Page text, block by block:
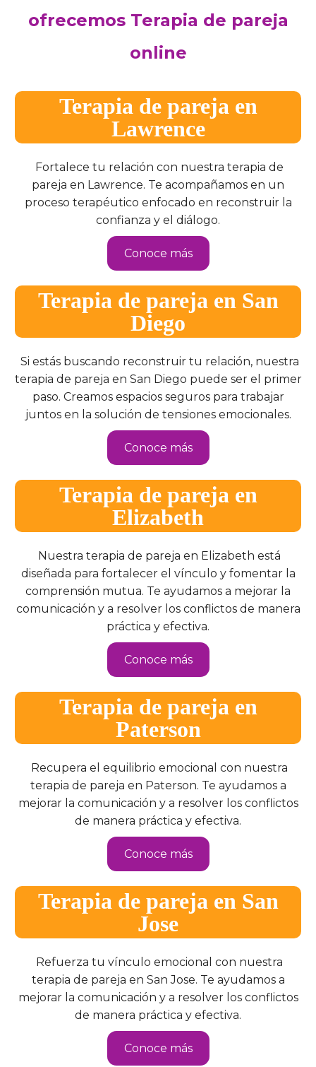
ofrecemos Terapia de pareja
online
Terapia de pareja en
Lawrence
Fortalece tu relación con nuestra terapia de
pareja en Lawrence. Te acompañamos en un
proceso terapéutico enfocado en reconstruir la
confianza y el diálogo.
Conoce más
Terapia de pareja en San
Diego
Si estás buscando reconstruir tu relación, nuestra
terapia de pareja en San Diego puede ser el primer
paso. Creamos espacios seguros para trabajar
juntos en la solución de tensiones emocionales.
Conoce más
Terapia de pareja en
Elizabeth
Nuestra terapia de pareja en Elizabeth está
diseñada para fortalecer el vínculo y fomentar la
comprensión mutua. Te ayudamos a mejorar la
comunicación y a resolver los conflictos de manera
práctica y efectiva.
Conoce más
Terapia de pareja en
Paterson
Recupera el equilibrio emocional con nuestra
terapia de pareja en Paterson. Te ayudamos a
mejorar la comunicación y a resolver los conflictos
de manera práctica y efectiva.
Conoce más
Terapia de pareja en San
Jose
Refuerza tu vínculo emocional con nuestra
terapia de pareja en San Jose. Te ayudamos a
mejorar la comunicación y a resolver los conflictos
de manera práctica y efectiva.
Conoce más